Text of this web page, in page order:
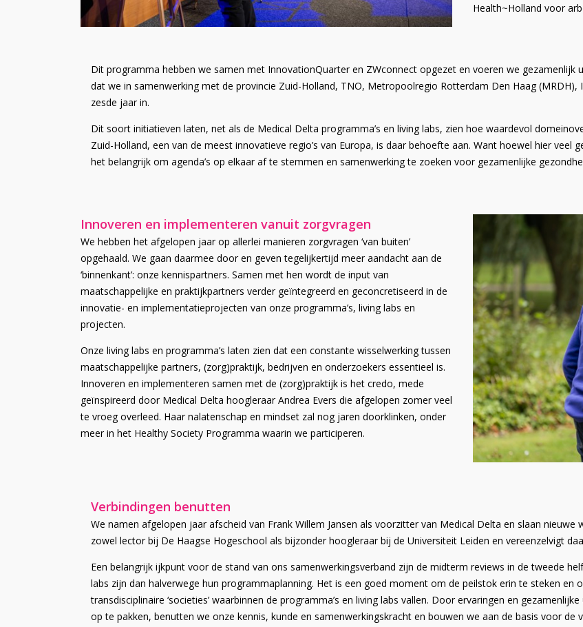
Health~Holland voor
Dit programma hebben we samen met InnovationQuarter en ZWconnect opgezet en voeren we gezamenlijk
dat we in samenwerking met de provincie Zuid-Holland, TNO, Metropoolregio Rotterdam Den Haag
zesde jaar in.
Dit soort initiatieven laten, net als de Medical Delta programma’s en living labs, zien hoe waardevol
Zuid-Holland, een van de meest innovatieve regio’s van Europa, is daar behoefte aan. Want hoewel hier
het belangrijk om agenda’s op elkaar af te stemmen en samenwerking te zoeken voor gezamenlijke
Innoveren en implementeren vanuit zorgvragen
We hebben het afgelopen jaar op allerlei manieren zorgvragen ‘van buiten’
opgehaald. We gaan daarmee door en geven tegelijkertijd meer aandacht aan de
‘binnenkant’: onze kennispartners. Samen met hen wordt de input van
maatschappelijke en praktijkpartners verder geïntegreerd en geconcretiseerd in de
innovatie- en implementatieprojecten van onze programma’s, living labs en
projecten.
Onze living labs en programma’s laten zien dat een constante wisselwerking tussen
maatschappelijke partners, (zorg)praktijk, bedrijven en onderzoekers essentieel is.
Innoveren en implementeren samen met de (zorg)praktijk is het credo, mede
geïnspireerd door Medical Delta hoogleraar Andrea Evers die afgelopen zomer veel
te vroeg overleed. Haar nalatenschap en mindset zal nog jaren doorklinken, onder
meer in het Healthy Society Programma waarin we participeren.
Verbindingen benutten
We namen afgelopen jaar afscheid van Frank Willem Jansen als voorzitter van Medical Delta en slaan nieuwe
zowel lector bij De Haagse Hogeschool als bijzonder hoogleraar bij de Universiteit Leiden en vereenzelvigt
Een belangrijk ijkpunt voor de stand van ons samenwerkingsverband zijn de midterm reviews in de tweede
labs zijn dan halverwege hun programmaplanning. Het is een goed moment om de peilstok erin te steken en
transdisciplinaire ‘societies’ waarbinnen de programma’s en living labs vallen. Door ervaringen en
op te pakken, benutten we onze kennis, kunde en samenwerkingskracht en bouwen we aan de basis voor de